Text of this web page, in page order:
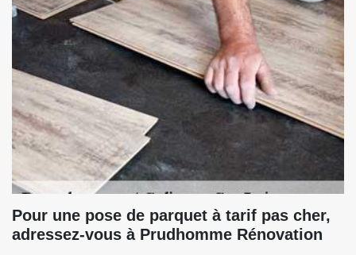
Pour une pose de parquet à tarif pas cher,
adressez-vous à Prudhomme Rénovation